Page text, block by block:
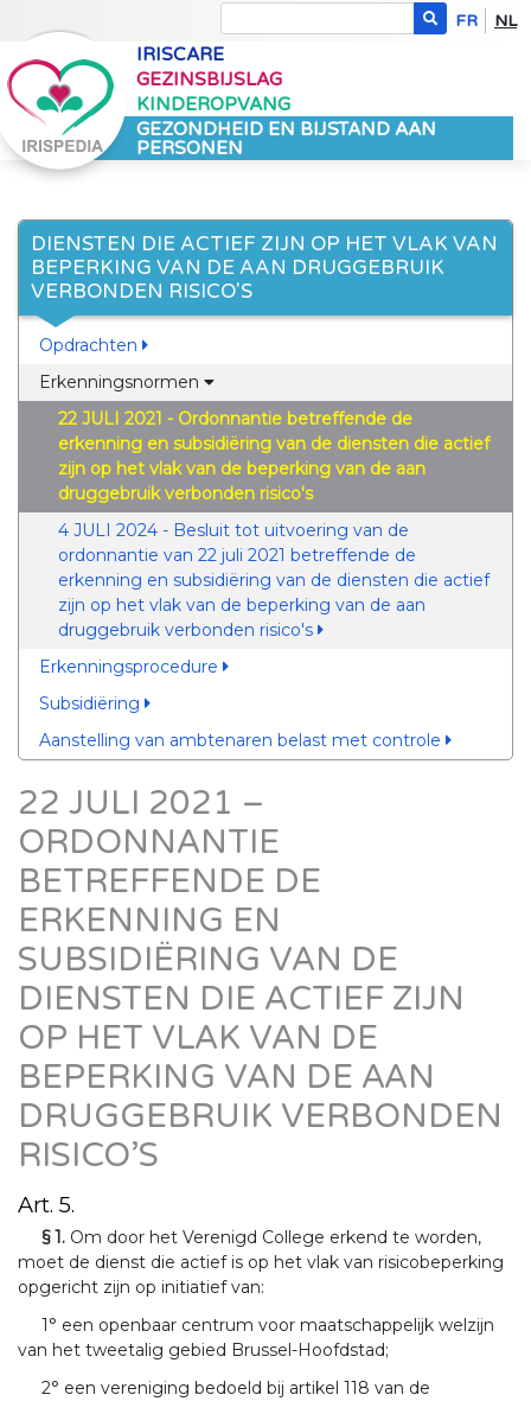
FR NL
IRISCARE
GEZINSBIJSLAG
KINDEROPVANG
GEZONDHEID EN BIJSTAND AAN
PERSONEN
DIENSTEN DIE ACTIEF ZIJN OP HET VLAK VAN
BEPERKING VAN DE AAN DRUGGEBRUIK
VERBONDEN RISICO'S
Opdrachten
Erkenningsnormen
22 JULI 2021 - Ordonnantie betreffende de
erkenning en subsidiëring van de diensten die actief
zijn op het vlak van de beperking van de aan
druggebruik verbonden risico's
4 JULI 2024 - Besluit tot uitvoering van de
ordonnantie van 22 juli 2021 betreffende de
erkenning en subsidiëring van de diensten die actief
zijn op het vlak van de beperking van de aan
druggebruik verbonden risico's
Erkenningsprocedure
Subsidiëring
Aanstelling van ambtenaren belast met controle
22 JULI 2021 –
ORDONNANTIE
BETREFFENDE DE
ERKENNING EN
SUBSIDIËRING VAN DE
DIENSTEN DIE ACTIEF ZIJN
OP HET VLAK VAN DE
BEPERKING VAN DE AAN
DRUGGEBRUIK VERBONDEN
RISICO’S
Art. 5.
§ 1. Om door het Verenigd College erkend te worden,
moet de dienst die actief is op het vlak van risicobeperking
opgericht zijn op initiatief van:
1° een openbaar centrum voor maatschappelijk welzijn
van het tweetalig gebied Brussel-Hoofdstad;
2° een vereniging bedoeld bij artikel 118 van de